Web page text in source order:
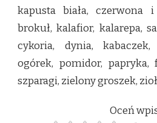
kapusta biała, czerwona i
brokuł, kalafior, kalarepa,
cykoria, dynia, kabaczek,
ogórek, pomidor, papryka,
szparagi, zielony groszek,
Oceń